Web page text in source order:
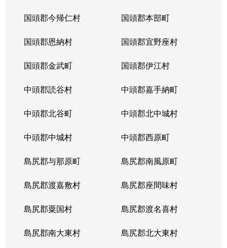
国頭郡今帰仁村 国頭郡本部町
国頭郡恩納村 国頭郡宜野座村
国頭郡金武町 国頭郡伊江村
中頭郡読谷村 中頭郡嘉手納町
中頭郡北谷町 中頭郡北中城村
中頭郡中城村 中頭郡西原町
島尻郡与那原町 島尻郡南風原町
島尻郡渡嘉敷村 島尻郡座間味村
島尻郡粟国村 島尻郡渡名喜村
島尻郡南大東村 島尻郡北大東村